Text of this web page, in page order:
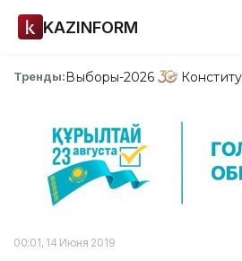
KAZINFORM
Тренды:Выборы-2026
00:01, 14 Июня 2019